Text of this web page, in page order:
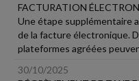
FACTURATION
Une étape supplémentaire
de la facture électronique.
plateformes agréées
30/10/2025